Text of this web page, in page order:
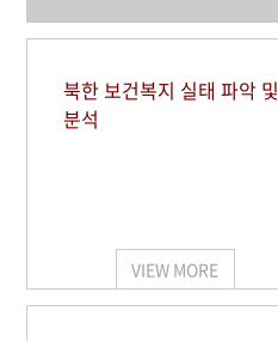
북한 보건복지 실태 파악 및
분석
VIEW MORE